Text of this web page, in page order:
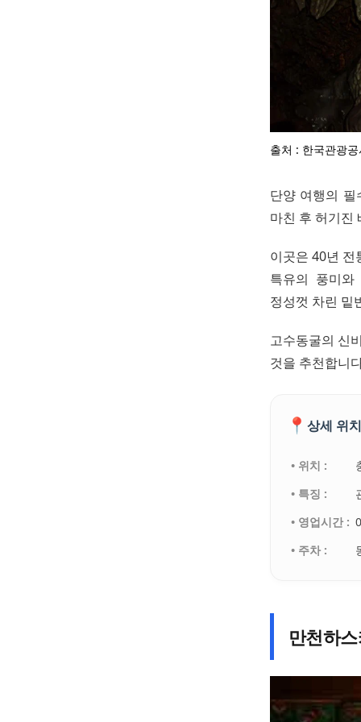
출처 : 한국관광
단양 여행의
마친 후 허기진
이곳은 40년 전
특유의 풍미
정성껏 차린 밑
고수동굴의 신
것을 추천합니
📍 상세 위
• 위치 :
• 특징 :
• 영업시간 :
• 주차 :
만천하